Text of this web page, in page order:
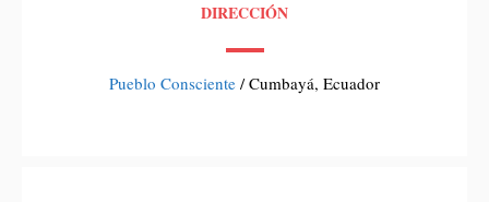
DIRECCIÓN
Pueblo Consciente / Cumbayá, Ecuador